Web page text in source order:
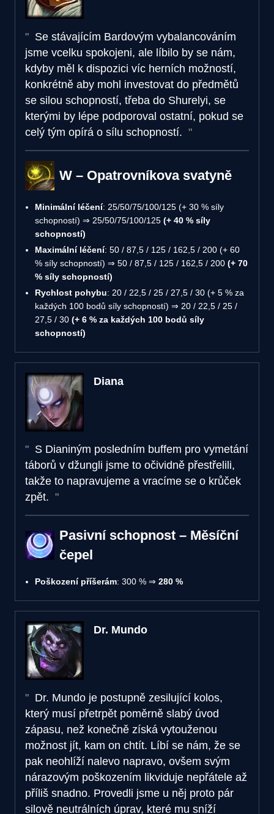
Se stávajícím Bardovým vybalancováním
jsme vcelku spokojeni, ale líbilo by se nám,
kdyby měl k dispozici víc herních možností,
konkrétně aby mohl investovat do předmětů
se silou schopností, třeba do Shurelyi, se
kterými by lépe podporoval ostatní, pokud se
celý tým opírá o sílu schopností.
W – Opatrovníkova svatyně
Minimální léčení: 25/50/75/100/125 (+ 30 % síly
schopností) ⇒ 25/50/75/100/125 (+ 40 % síly
schopností)
Maximální léčení: 50 / 87,5 / 125 / 162,5 / 200 (+ 60
% síly schopností) ⇒ 50 / 87,5 / 125 / 162,5 / 200 (+ 70
% síly schopností)
Rychlost pohybu: 20 / 22,5 / 25 / 27,5 / 30 (+ 5 % za
každých 100 bodů síly schopností) ⇒ 20 / 22,5 / 25 /
27,5 / 30 (+ 6 % za každých 100 bodů síly
schopností)
Diana
S Dianiným posledním buffem pro vymetání
táborů v džungli jsme to očividně přestřelili,
takže to napravujeme a vracíme se o krůček
zpět.
Pasivní schopnost – Měsíční
čepel
Poškození příšerám: 300 % ⇒ 280 %
Dr. Mundo
Dr. Mundo je postupně zesilující kolos,
který musí přetrpět poměrně slabý úvod
zápasu, než konečně získá vytouženou
možnost jít, kam on chtít. Líbí se nám, že se
pak neohlíží nalevo napravo, ovšem svým
nárazovým poškozením likviduje nepřátele až
příliš snadno. Provedli jsme u něj proto pár
silově neutrálních úprav, které mu sníží